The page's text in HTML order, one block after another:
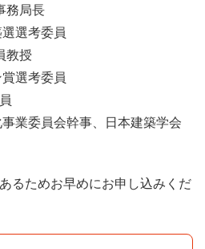
務局長
選考委員
教授
選考委員
業委員会幹事、日本建築学会
るためお早めにお申し込みくだ